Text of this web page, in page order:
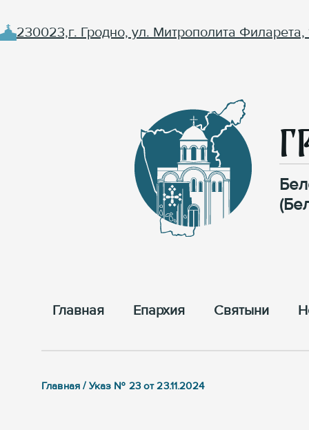
230023,г. Гродно, ул. Митрополита Филарета,
Главная Епархия Cвятыни
Главная / Указ № 23 от 23.11.2024